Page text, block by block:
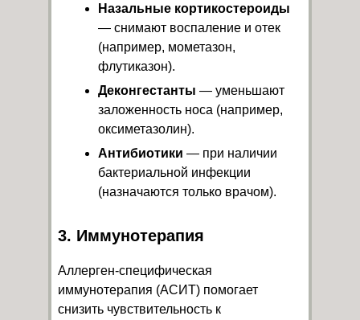
Назальные кортикостероиды
— снимают воспаление и отек
(например, мометазон,
флутиказон).
Деконгестанты — уменьшают
заложенность носа (например,
оксиметазолин).
Антибиотики — при наличии
бактериальной инфекции
(назначаются только врачом).
3. Иммунотерапия
Аллерген-специфическая
иммунотерапия (АСИТ) помогает
снизить чувствительность к